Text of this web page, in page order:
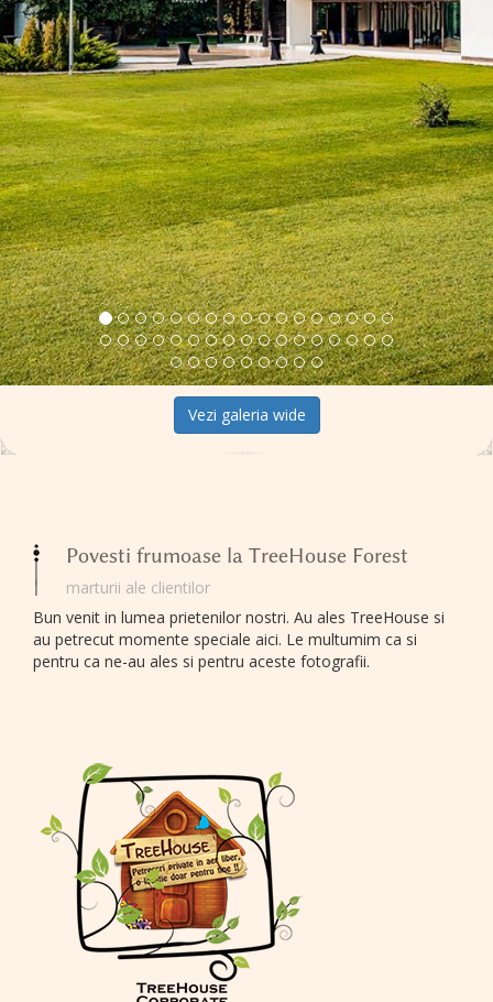
Vezi galeria wide
Povesti frumoase la TreeHouse Forest
marturii ale clientilor
Bun venit in lumea prietenilor nostri. Au ales TreeHouse si
au petrecut momente speciale aici. Le multumim ca si
pentru ca ne-au ales si pentru aceste fotografii.